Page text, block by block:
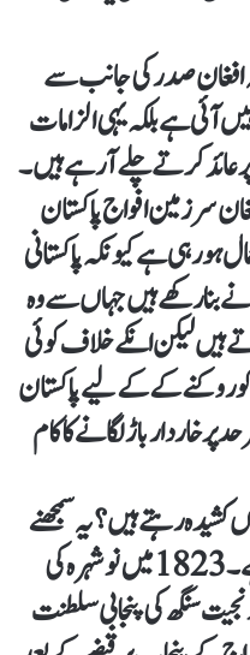
افغان صدر کی جانب سے
آئی ہے بلکہ یہی الزامات
عائد کرتے چلے آ رہے ہیں۔
سرزمین افواج پاکستان
ہو رہی ہے کیونکہ پاکستانی
بنا رکھے ہیں جہاں سے وہ
ہیں لیکن انکے خلاف کوئی
روکنے کے کے لیے پاکستان
پر خاردار باڑ لگانے کا کام
رہتے ہیں؟ یہ سمجھنے
کے لیے تاریخ کا مطالعہ ضروری ہے۔ 1823 میں نوشہرہ کی
سنگھ کی پنجابی سلطنت